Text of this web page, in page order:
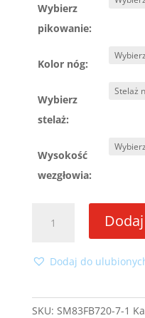
Wybierz
pikowanie:
Kolor nóg:
Wybierz
stelaż:
Wysokość
wezgłowia:
Łóżko
140x200
Dodaj do
SKU: SM83FB720-7-1